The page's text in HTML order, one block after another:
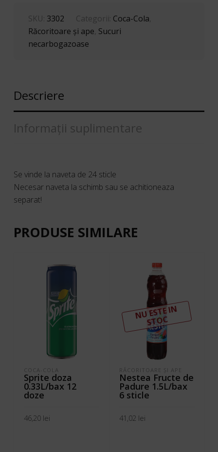
SKU: 3302 Categorii: Coca-Cola
Răcoritoare şi ape Sucuri
necarbogazoase
Descriere
Informații suplimentare
Se vinde la naveta de 24 sticle
Necesar naveta la schimb sau se achitioneaza
separat!
PRODUSE SIMILARE
COCA-COLA
Sprite doza
0.33L/bax 12
doze
46,20 lei
N
U ESTE I
N
ST
OC
RĂCORITOARE ŞI APE
Nestea Fructe de
Padure 1.5L/bax
6 sticle
41,02 lei